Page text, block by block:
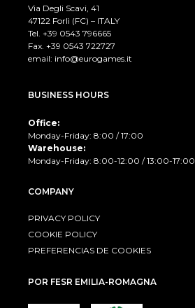
Via Degli Scavi, 41
47122 Forlì (FC) – ITALY
Tel. +39 0543 796665
Fax. +39 0543 722727
email: info@eurogames.it
BUSINESS HOURS
Office:
Monday-Friday: 8:00 / 17:00
Warehouse:
Monday-Friday: 8:00-12:00 / 13:00-17:00
COMPANY
PRIVACY POLICY
COOKIE POLICY
PREFERENCIAS DE COOKIES
POR FESR EMILIA-ROMAGNA